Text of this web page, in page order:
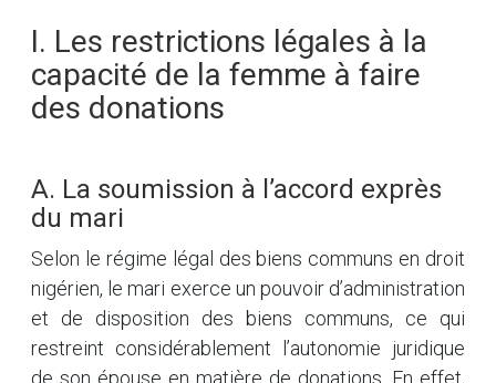
I. Les restrictions légales à la
capacité de la femme à faire
des donations
A. La soumission à l’accord exprès
du mari
Selon le régime légal des biens communs en droit
nigérien, le mari exerce un pouvoir d’administration
et de disposition des biens communs, ce qui
restreint considérablement l’autonomie juridique
de son épouse en matière de donations. En effet,